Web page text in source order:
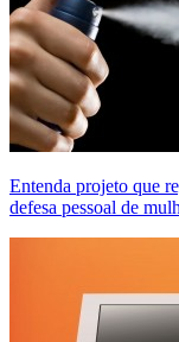
Entenda projeto que
defesa pessoal de